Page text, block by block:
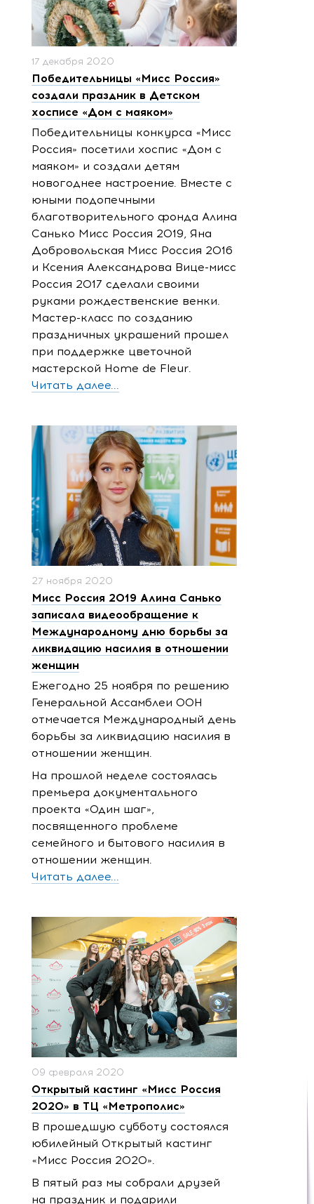
17 декабря 2020
Победительницы «Мисс Россия»
создали праздник в Детском
хосписе «Дом с маяком»
Победительницы конкурса «Мисс
Россия» посетили хоспис «Дом с
маяком» и создали детям
новогоднее настроение. Вместе с
юными подопечными
благотворительного фонда Алина
Санько Мисс Россия 2019, Яна
Добровольская Мисс Россия 2016
и Ксения Александрова Вице-мисс
Россия 2017 сделали своими
руками рождественские венки.
Мастер-класс по созданию
праздничных украшений прошел
при поддержке цветочной
мастерской Home de Fleur.
Читать далее...
27 ноября 2020
Мисс Россия 2019 Алина Санько
записала видеообращение к
Международному дню борьбы за
ликвидацию насилия в отношении
женщин
Ежегодно 25 ноября по решению
Генеральной Ассамблеи ООН
отмечается Международный день
борьбы за ликвидацию насилия в
отношении женщин.
На прошлой неделе состоялась
премьера документального
проекта «Один шаг»,
посвященного проблеме
семейного и бытового насилия в
отношении женщин.
Читать далее...
09 февраля 2020
Открытый кастинг «Мисс Россия
2020» в ТЦ «Метрополис»
В прошедшую субботу состоялся
юбилейный Открытый кастинг
«Мисс Россия 2020».
В пятый раз мы собрали друзей
на праздник и подарили